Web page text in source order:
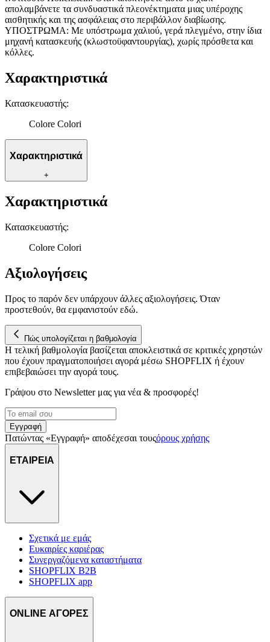
διεύθυνση IP σας, χρησιμοποιώντας τεχνολογία όπως cookies
για να αποθηκεύουμε και να έχουμε πρόσβαση σε πληροφορίες
στη συσκευή σας, με σκοπό την προβολή εξατομικευμένων
διαφημίσεων και περιεχομένου, τις μετρήσεις σχετικά με
διαφημίσεις και περιεχόμενο, την καλύτερη εικόνα του κοινού
μας και την ανάπτυξη προϊόντων. Επίσης, κοινοποιούμε
πληροφορίες σχετικά με την από μέρους σας χρήση της
δικτύωσης, διαφημίσεων και ανάλυσης.
απολαμβάνετε τα συνδυαστικά πλεονέκτηματα μιας υπέροχης
αισθητικής και της ασφάλειας στο περιβάλλον διαβίωσης.
ΥΠΟΣΤΡΩΜΑ: Με υπόστρωμα χαλιού, γερά πλεγμένο, στην ίδια
μηχανή κατασκευής (κλωστοϋφαντουργίας), χωρίς πρόσθετα και
κόλλες.
Χαρακτηριστικά
Κατασκευαστής:
Colore Colori
Χαρακτηριστικά
+
Χαρακτηριστικά
Κατασκευαστής:
Colore Colori
Αξιολογήσεις
Προς το παρόν δεν υπάρχουν άλλες αξιολογήσεις. Όταν
προστεθούν, θα εμφανιστούν εδώ.
Πώς υπολογίζεται η βαθμολογία
Η τελική βαθμολογία βασίζεται αποκλειστικά σε κριτικές χρηστών
που έχουν πραγματοποιήσει αγορά μέσω SHOPFLIX ή έχουν
επιβεβαιώσει την αγορά τους.
Γράψου στο Νewsletter μας για νέα & προσφορές!
Εγγραφή
Πατώντας «Εγγραφή» αποδέχεσαι τουςόρους χρήσης
ΕΤΑΙΡΕΙΑ
Σχετικά με εμάς
Ευκαιρίες καριέρας
Συνεργαζόμενα καταστήματα
SHOPFLIX B2B
SHOPFLIX app
ONLINE ΑΓΟΡΕΣ